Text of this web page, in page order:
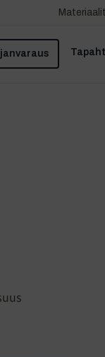
Materiaalit